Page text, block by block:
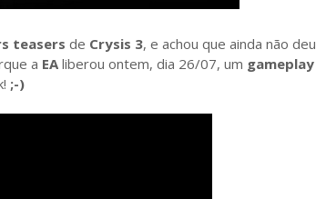
teasers de Crysis 3, e achou que ainda não deu
a EA liberou ontem, dia 26/07, um gameplay
;-)